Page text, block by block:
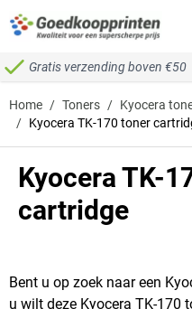
Ga naar de inhoud
Gratis verzending boven €50
Home / Toners / Kyocera
/ Kyocera TK-170 toner
Kyocera TK-
cartridge
Bent u op zoek naar een
u wilt deze Kyocera TK-170